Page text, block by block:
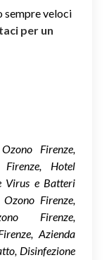
sempre veloci
per un
Firenze,
Hotel
Virus e Batteri
Firenze,
Firenze,
Azienda
Disinfezione